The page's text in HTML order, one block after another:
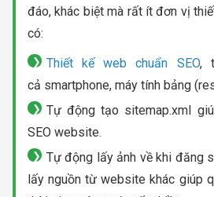
đáo, khác biệt mà rất ít đơn vị
có:
Thiết kế web chuẩn SEO,
cả smartphone, máy tính bảng
Tự động tạo sitemap.xml
SEO website.
Tự động lấy ảnh về khi đăng
lấy nguồn từ website khác giúp